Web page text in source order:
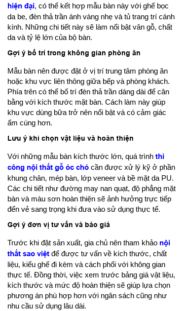
hiện đại, có thể kết hợp mẫu bàn này với ghế bọc
da be, đèn thả trần ánh vàng nhẹ và tủ trang trí cánh
kính. Những chi tiết này sẽ làm nổi bật vân gỗ, chất
da và tỷ lệ lớn của bộ bàn.
Gợi ý bố trí trong không gian phòng ăn
Mẫu bàn nên được đặt ở vị trí trung tâm phòng ăn
hoặc khu vực liên thông giữa bếp và phòng khách.
Phía trên có thể bố trí đèn thả trần dáng dài để cân
bằng với kích thước mặt bàn. Cách làm này giúp
khu vực dùng bữa trở nên nổi bật và có cảm giác
ấm cúng hơn.
Lưu ý khi chọn vật liệu và hoàn thiện
Với những mẫu bàn kích thước lớn, quá trình thi
công nội thất gỗ óc chó cần được xử lý kỹ ở phần
khung chân, mép bàn, lớp veneer và bề mặt da PU.
Các chi tiết như đường may nan quạt, độ phẳng mặt
bàn và màu sơn hoàn thiện sẽ ảnh hưởng trực tiếp
đến vẻ sang trọng khi đưa vào sử dụng thực tế.
Gợi ý đơn vị tư vấn và báo giá
Trước khi đặt sản xuất, gia chủ nên tham khảo nội
thất sao việt để được tư vấn về kích thước, chất
liệu, kiểu ghế đi kèm và cách phối với không gian
thực tế. Đồng thời, việc xem trước bảng giá vật liệu,
kích thước và mức độ hoàn thiện sẽ giúp lựa chọn
phương án phù hợp hơn với ngân sách cũng như
nhu cầu sử dụng lâu dài.